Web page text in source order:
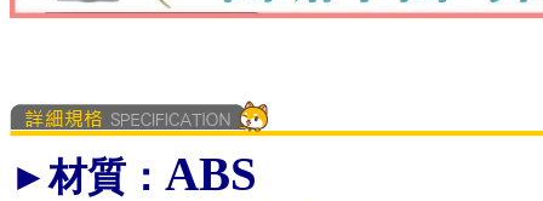
►材質 ： ABS